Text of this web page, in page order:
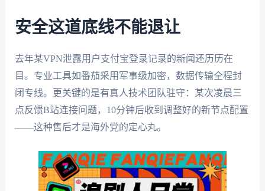
安全这道底线不能退让
去年某VPN泄露用户支付宝登录记录的新闻还历历在
目。专业工具如番茄采用军事级加密，数据传输全程封
闭专线。更关键的是有真人技术团队驻守：某次凌晨三
点反馈B站连接问题，10分钟后收到调整好的新节点配置
——这种售后才是海外党的定心丸。